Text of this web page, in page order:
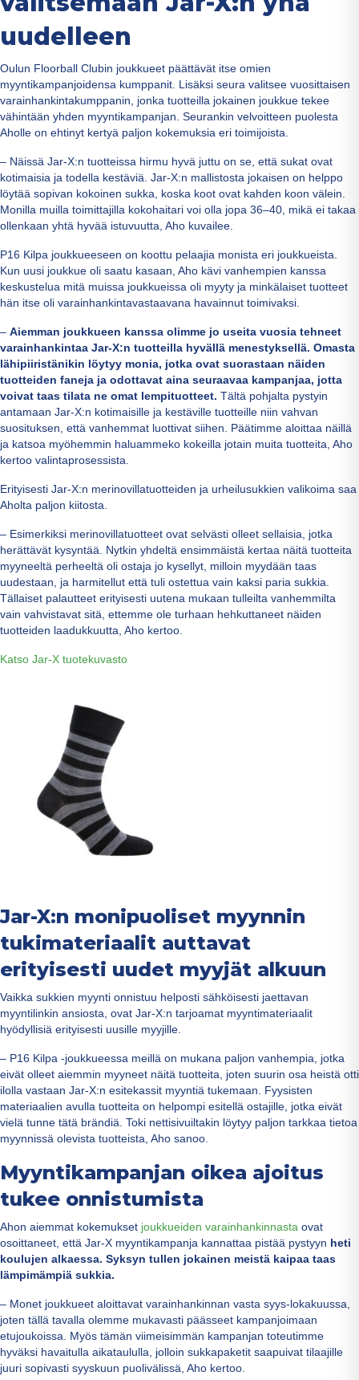
uudelleen
Oulun Floorball Clubin joukkueet päättävät itse omien
myyntikampanjoidensa kumppanit. Lisäksi seura valitsee vuosittaisen
varainhankintakumppanin, jonka tuotteilla jokainen joukkue tekee
vähintään yhden myyntikampanjan. Seurankin velvoitteen puolesta
Aholle on ehtinyt kertyä paljon kokemuksia eri toimijoista.
– Näissä Jar-X:n tuotteissa hirmu hyvä juttu on se, että sukat ovat
kotimaisia ja todella kestäviä. Jar-X:n mallistosta jokaisen on helppo
löytää sopivan kokoinen sukka, koska koot ovat kahden koon välein.
Monilla muilla toimittajilla kokohaitari voi olla jopa 36–40, mikä ei takaa
ollenkaan yhtä hyvää istuvuutta, Aho kuvailee.
P16 Kilpa joukkueeseen on koottu pelaajia monista eri joukkueista.
Kun uusi joukkue oli saatu kasaan, Aho kävi vanhempien kanssa
keskustelua mitä muissa joukkueissa oli myyty ja minkälaiset tuotteet
hän itse oli varainhankintavastaavana havainnut toimivaksi.
– Aiemman joukkueen kanssa olimme jo useita vuosia tehneet
varainhankintaa Jar-X:n tuotteilla hyvällä menestyksellä. Omasta
lähipiiristänikin löytyy monia, jotka ovat suorastaan näiden
tuotteiden faneja ja odottavat aina seuraavaa kampanjaa, jotta
voivat taas tilata ne omat lempituotteet. Tältä pohjalta pystyin
antamaan Jar-X:n kotimaisille ja kestäville tuotteille niin vahvan
suosituksen, että vanhemmat luottivat siihen. Päätimme aloittaa näillä
ja katsoa myöhemmin haluammeko kokeilla jotain muita tuotteita, Aho
kertoo valintaprosessista.
Erityisesti Jar-X:n merinovillatuotteiden ja urheilusukkien valikoima saa
Aholta paljon kiitosta.
– Esimerkiksi merinovillatuotteet ovat selvästi olleet sellaisia, jotka
herättävät kysyntää. Nytkin yhdeltä ensimmäistä kertaa näitä tuotteita
myyneeltä perheeltä oli ostaja jo kysellyt, milloin myydään taas
uudestaan, ja harmitellut että tuli ostettua vain kaksi paria sukkia.
Tällaiset palautteet erityisesti uutena mukaan tulleilta vanhemmilta
vain vahvistavat sitä, ettemme ole turhaan hehkuttaneet näiden
tuotteiden laadukkuutta, Aho kertoo.
Katso Jar-X tuotekuvasto
Jar-X:n monipuoliset myynnin
tukimateriaalit auttavat
erityisesti uudet myyjät alkuun
Vaikka sukkien myynti onnistuu helposti sähköisesti jaettavan
myyntilinkin ansiosta, ovat Jar-X:n tarjoamat myyntimateriaalit
hyödyllisiä erityisesti uusille myyjille.
– P16 Kilpa -joukkueessa meillä on mukana paljon vanhempia, jotka
eivät olleet aiemmin myyneet näitä tuotteita, joten suurin osa heistä otti
ilolla vastaan Jar-X:n esitekassit myyntiä tukemaan. Fyysisten
materiaalien avulla tuotteita on helpompi esitellä ostajille, jotka eivät
vielä tunne tätä brändiä. Toki nettisivuiltakin löytyy paljon tarkkaa tietoa
myynnissä olevista tuotteista, Aho sanoo.
Myyntikampanjan oikea ajoitus
tukee onnistumista
Ahon aiemmat kokemukset joukkueiden varainhankinnasta ovat
osoittaneet, että Jar-X myyntikampanja kannattaa pistää pystyyn heti
koulujen alkaessa. Syksyn tullen jokainen meistä kaipaa taas
lämpimämpiä sukkia.
– Monet joukkueet aloittavat varainhankinnan vasta syys-lokakuussa,
joten tällä tavalla olemme mukavasti päässeet kampanjoimaan
etujoukoissa. Myös tämän viimeisimmän kampanjan toteutimme
hyväksi havaitulla aikataululla, jolloin sukkapaketit saapuivat tilaajille
juuri sopivasti syyskuun puolivälissä, Aho kertoo.